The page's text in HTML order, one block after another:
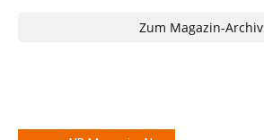
Zum Magazin-Archiv